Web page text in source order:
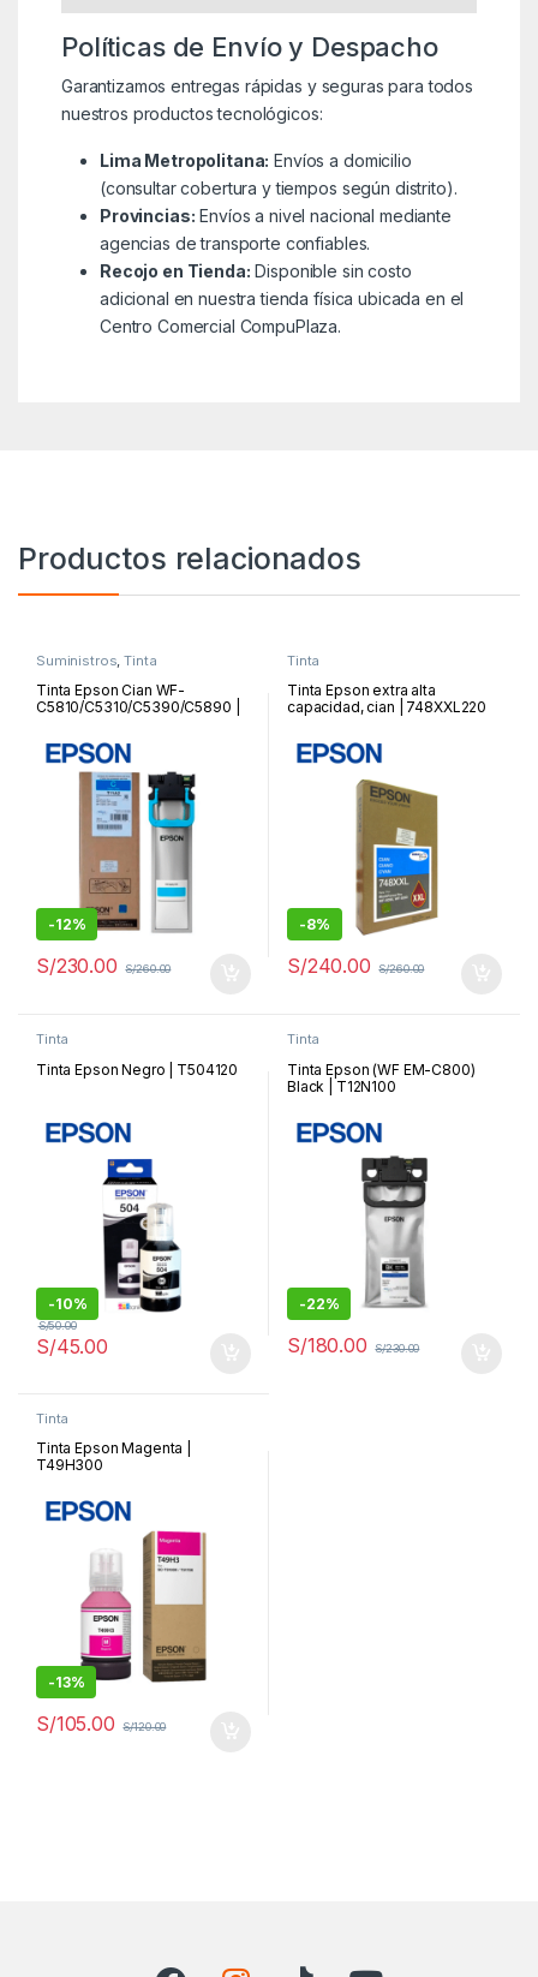
Políticas de Envío y Despacho
Garantizamos entregas rápidas y seguras para todos
nuestros productos tecnológicos:
Lima Metropolitana: Envíos a domicilio
(consultar cobertura y tiempos según distrito).
Provincias: Envíos a nivel nacional mediante
agencias de transporte confiables.
Recojo en Tienda: Disponible sin costo
adicional en nuestra tienda física ubicada en el
Centro Comercial CompuPlaza.
Productos relacionados
Suministros ,Tinta
Tinta Epson Cian WF-
C5810/C5310/C5390/C5890 |
-12%
S/230.00 S/260.00
Tinta
Tinta Epson extra alta
capacidad, cian | 748XXL220
-8%
S/240.00 S/260.00
Tinta
Tinta Epson Negro | T504120
-10%
S/45.00
S/50.00
Tinta
Tinta Epson (WF EM-C800)
Black | T12N100
-22%
S/180.00 S/230.00
Tinta
Tinta Epson Magenta |
T49H300
-13%
S/105.00 S/120.00